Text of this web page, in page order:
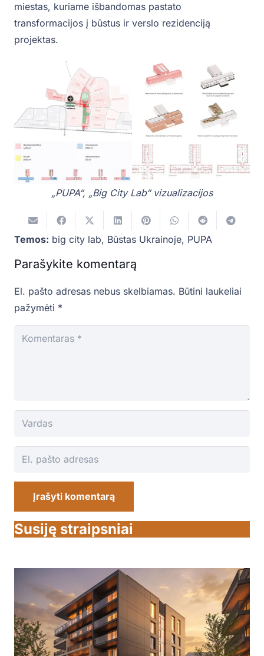
miestas, kuriame išbandomas pastato
transformacijos į būstus ir verslo rezidenciją
projektas.
„PUPA“, „Big City Lab“ vizualizacijos
Temos: big city lab, Būstas Ukrainoje, PUPA
Parašykite komentarą
El. pašto adresas nebus skelbiamas. Būtini laukeliai
pažymėti *
Įrašyti komentarą
Susiję straipsniai